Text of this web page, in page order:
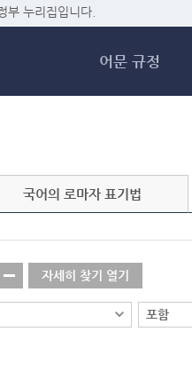
부 누리집입니다.
어문 규정
국어의 로마자 표기법
자세히 찾기 열기